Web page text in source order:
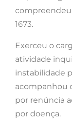
compreendeu
1673.
Exerceu o
atividade
instabilidade
acompanhou
por renúncia
por doença.